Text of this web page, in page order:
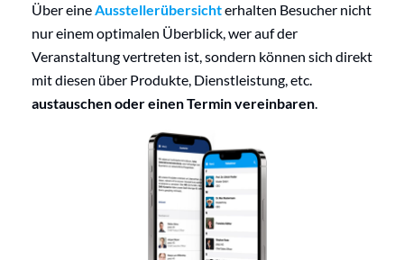
Über eineAusstellerübersichterhalten Besucher nicht
nur einem optimalen Überblick, wer auf der
Veranstaltung vertreten ist, sondern können sich direkt
mit diesen über Produkte, Dienstleistung, etc.
austauschen oder einen Termin vereinbaren.